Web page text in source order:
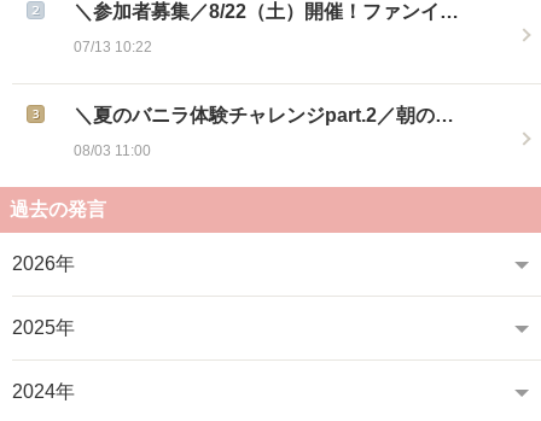
＼参加者募集／8/22（土）開催！ファンイ…
07/13 10:22
＼夏のバニラ体験チャレンジpart.2／朝の…
08/03 11:00
過去の発言
2026年
2025年
2024年